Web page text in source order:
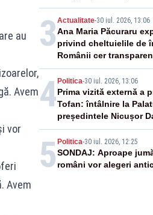
au
Avem
vor
Avem
SONDAJ
3 Actualitate-30 iul. 2026, 13:06
Ana Maria Păcuraru
privind cheltuielile de
Românii cer
un echilibru între
4 Politica-30 iul. 2026, 13:06
Prima vizită externă a
Tofan: întâlnire la
președintele Nicușor
5 Politica-30 iul. 2026, 12:25
SONDAJ: Aproape
români vor alegeri